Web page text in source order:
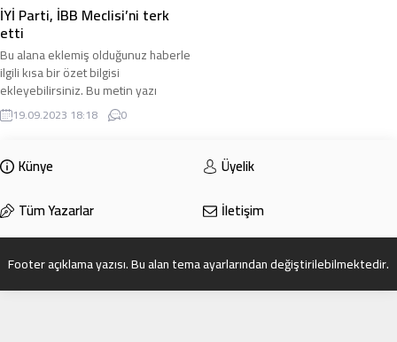
İYİ Parti, İBB Meclisi’ni terk
etti
Bu alana eklemiş olduğunuz haberle
ilgili kısa bir özet bilgisi
ekleyebilirsiniz. Bu metin yazı
düzenleme sayfasında “Özet”
bölümünden eklenebilir. Özet
olarak bu şekilde gösterilir,
eklenmemişse bu alan boş kalır.
19.09.2023 18:18 0
Künye
Üyelik
Tüm Yazarlar
İletişim
Footer açıklama yazısı. Bu alan tema ayarlarından değiştirilebilmektedir.